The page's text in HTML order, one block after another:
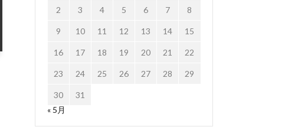
2 3 4 5 6 7 8
9 10 11 12 13 14 15
16 17 18 19 20 21 22
23 24 25 26 27 28 29
30
31
« 5月